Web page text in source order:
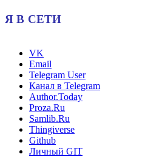
Я В СЕТИ
VK
Email
Telegram User
Канал в Telegram
Author.Today
Proza.Ru
Samlib.Ru
Thingiverse
Github
Личный GIT